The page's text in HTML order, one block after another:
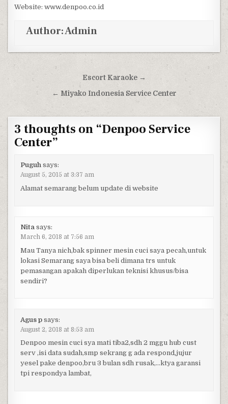
Website: www.denpoo.co.id
Author:Admin
Post navigationEscort Karaoke →
← Miyako Indonesia Service Center
3 thoughts on “Denpoo Service
Center”
Puguh says:
August 5, 2015 at 3:37 am
Alamat semarang belum update di website
Nita says:
March 6, 2018 at 7:56 am
Mau Tanya nich,bak spinner mesin cuci saya pecah,untuk
lokasi Semarang saya bisa beli dimana trs untuk
pemasangan apakah diperlukan teknisi khusus/bisa
sendiri?
Agus p says:
August 2, 2018 at 8:53 am
Denpoo mesin cuci sya mati tiba2,sdh 2 mggu hub cust
serv ,isi data sudah,smp sekrang g ada respond,jujur
yesel pake denpoo,bru 3 bulan sdh rusak,…ktya garansi
tpi respondya lambat,